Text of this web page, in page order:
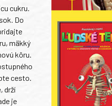
cukru.
Do
mäkký
kôru.
cesto.
drží
je